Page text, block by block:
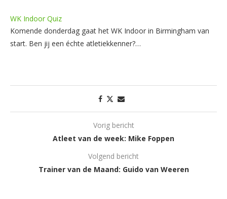
WK Indoor Quiz
Komende donderdag gaat het WK Indoor in Birmingham van
start. Ben jij een échte atletiekkenner?…
Vorig bericht
Atleet van de week: Mike Foppen
Volgend bericht
Trainer van de Maand: Guido van Weeren